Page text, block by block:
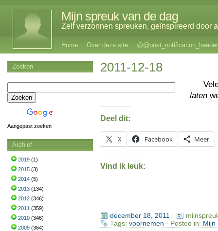
Mijn spreuk van de dag
Zelf verzonnen spreuken, geïnspireerd door
Home Over deze site @@post_notification_header
2011-12-18
laten
Deel dit:
X Facebook Meer
Vind ik leuk:
december 18, 2011 ·
Tags: voornemen · Posted in: Mijn
Zoeken
Aangepast zoeken
Archief
2019 (1)
2015 (3)
2014 (5)
2013 (134)
2012 (346)
2011 (359)
2010 (346)
2009 (364)